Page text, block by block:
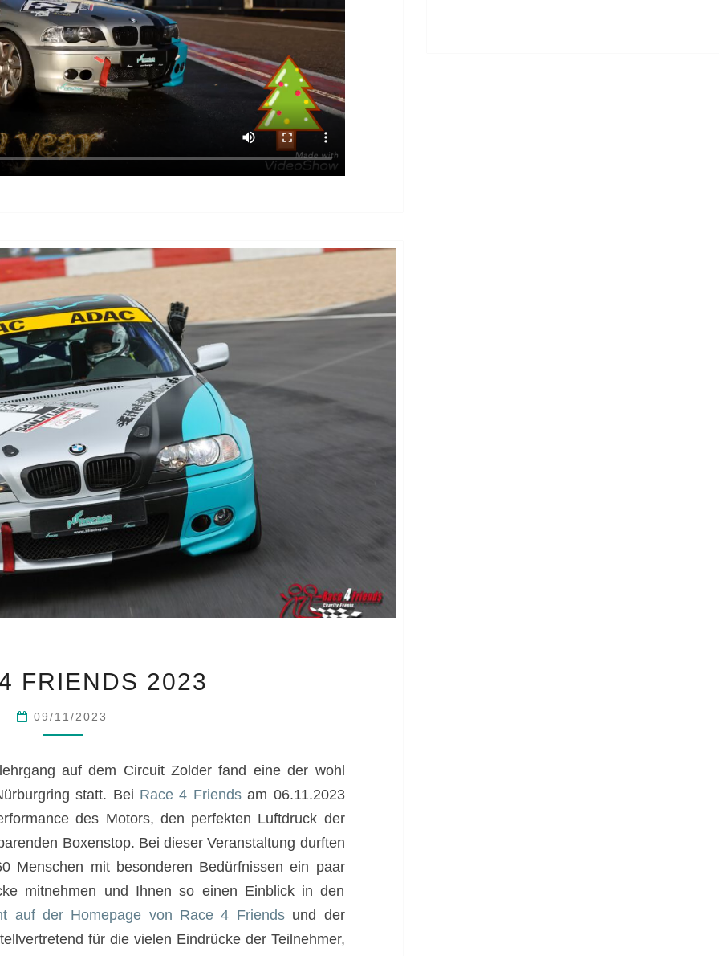
4
FRIENDS
2023
FRIENDS 2023
09/11/2023
auf dem Circuit Zolder fand eine der wohl
statt. Bei Race 4 Friendsam 06.11.2023
des Motors, den perfekten Luftdruck der
Boxenstop. Bei dieser Veranstaltung durften
Menschen mit besonderen Bedürfnissen ein paar
mitnehmen und Ihnen so einen Einblick in den
auf der Homepage von Race 4 Friendsund der
für die vielen Eindrücke der Teilnehmer,